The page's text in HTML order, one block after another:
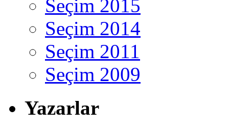
Seçim 2015
Seçim 2014
Seçim 2011
Seçim 2009
Yazarlar